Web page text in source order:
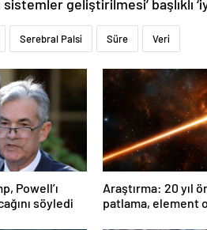
sistemler geliştirilmesi’ başlıklı
Serebral Palsi Süre Veri
Powell’ı
söyledi
Araştırma: 20 yıl
patlama, element